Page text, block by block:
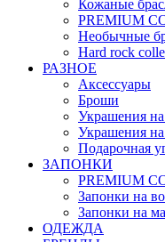
Кожаные
PREMIUM
Необычные
Hard rock
РАЗНОЕ
Аксессуары
Броши
Украшения
Украшения
Подарочная
ЗАПОНКИ
PREMIUM
Запонки на
Запонки на
ОДЕЖДА